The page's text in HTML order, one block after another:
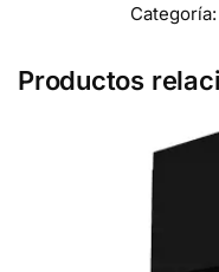
Categoría:
Productos